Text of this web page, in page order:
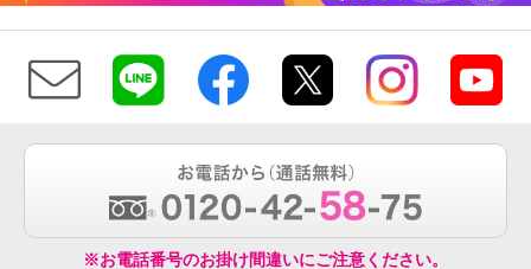
※お電話番号のお掛け間違いにご注意ください。